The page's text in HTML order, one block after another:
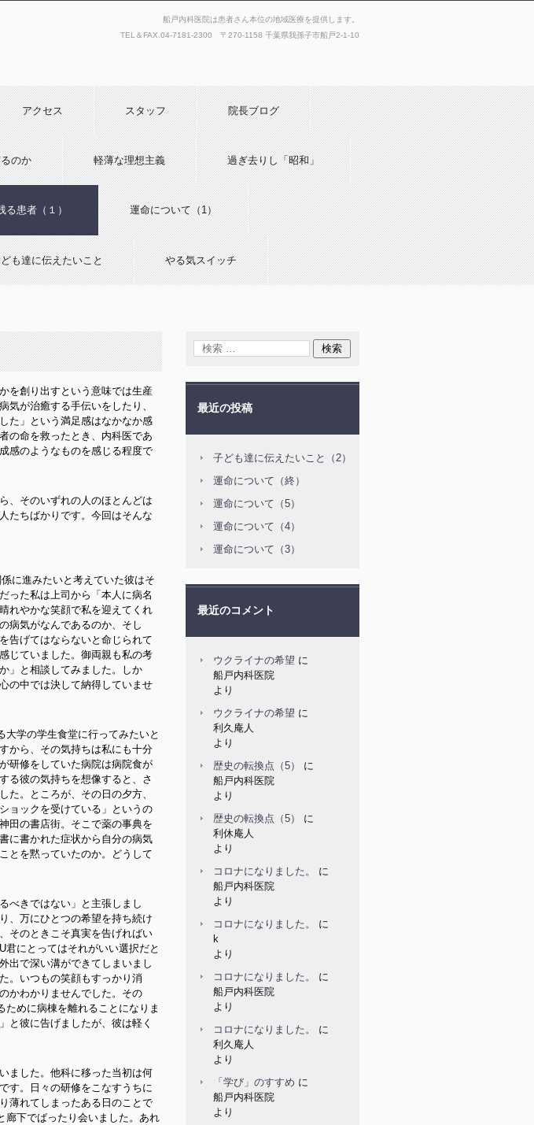
船戸内科医院は患者さん本位の地域医療を提供します。
TEL＆FAX. 04-7181-2300 〒270-1158 千葉県我孫子市船戸2-1-10
アクセス スタッフ 院長ブログ
のか 軽薄な理想主義 過ぎ去りし「昭和」
る患者（１） 運命について（1）
も達に伝えたいこと やる気スイッチ
を創り出すという意味では生産
気が治癒する手伝いをしたり、
た」という満足感はなかなか感
の命を救ったとき、内科医であ
感のようなものを感じる程度で
、そのいずれの人のほとんどは
たちばかりです。今回はそんな
に進みたいと考えていた彼はそ
った私は上司から「本人に病名
れやかな笑顔で私を迎えてくれ
病気がなんであるのか、そし
告げてはならないと命じられて
じていました。御両親も私の考
」と相談してみました。しか
の中では決して納得していませ
学の学生食堂に行ってみたいと
から、その気持ちは私にも十分
研修をしていた病院は病院食が
る彼の気持ちを想像すると、さ
た。ところが、その日の夕方、
ョックを受けている」というの
田の書店街。そこで薬の事典を
に書かれた症状から自分の病気
とを黙っていたのか。どうして
べきではない」と主張しまし
、万にひとつの希望を持ち続け
そのときこそ真実を告げればい
にとってはそれがいい選択だと
出で深い溝ができてしまいまし
。いつもの笑顔もすっかり消
かわかりませんでした。その
めに病棟を離れることになりま
と彼に告げましたが、彼は軽く
ました。他科に移った当初は何
す。日々の研修をこなすうちに
薄れてしまったある日のことで
廊下でばったり会いました。あれ
最近の投稿
子ども達に伝えたいこと（2）
運命について（終）
運命について（5）
運命について（4）
運命について（3）
最近のコメント
ウクライナの希望 に
船戸内科医院
より
ウクライナの希望 に
利久庵人
より
歴史の転換点（5）
に
船戸内科医院
より
歴史の転換点（5）
に
利休庵人
より
コロナになりました。
に
船戸内科医院
より
コロナになりました。
に
k
より
コロナになりました。
に
船戸内科医院
より
コロナになりました。
に
利久庵人
より
「学び」のすすめ に
船戸内科医院
より